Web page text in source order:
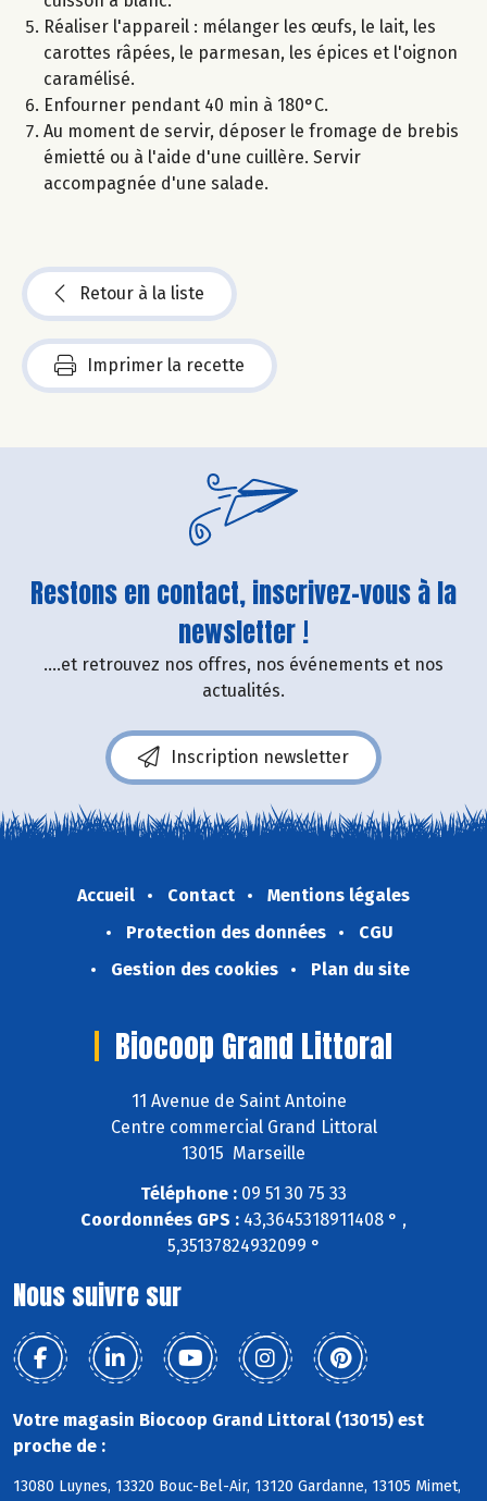
Réaliser l'appareil : mélanger les œufs, le lait, les
carottes râpées, le parmesan, les épices et l'oignon
caramélisé.
Enfourner pendant 40 min à 180°C.
Au moment de servir, déposer le fromage de brebis
émietté ou à l'aide d'une cuillère. Servir
accompagnée d'une salade.
Retour à la liste
Imprimer la recette
Restons en contact, inscrivez-vous à la
newsletter !
....et retrouvez nos offres, nos événements et nos
actualités.
Inscription newsletter
Accueil Contact
Mentions légales
Protection des données
CGU
Gestion des cookies
Plan du site
Biocoop Grand Littoral
11 Avenue de Saint Antoine
Centre commercial Grand Littoral
13015 Marseille
Téléphone : 09 51 30 75 33
Coordonnées GPS : 43,3645318911408 ° ,
5,35137824932099 °
Nous suivre sur
Votre magasin Biocoop Grand Littoral (13015) est
proche de :
13080 Luynes, 13320 Bouc-Bel-Air, 13120 Gardanne, 13105 Mimet,